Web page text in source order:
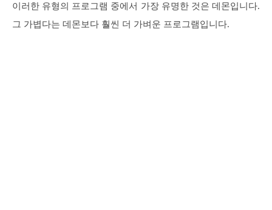
이러한 유형의 프로그램 중에서 가장 유명한 것은 데몬입니다.
그 가볍다는 데몬보다 훨씬 더 가벼운 프로그램입니다.